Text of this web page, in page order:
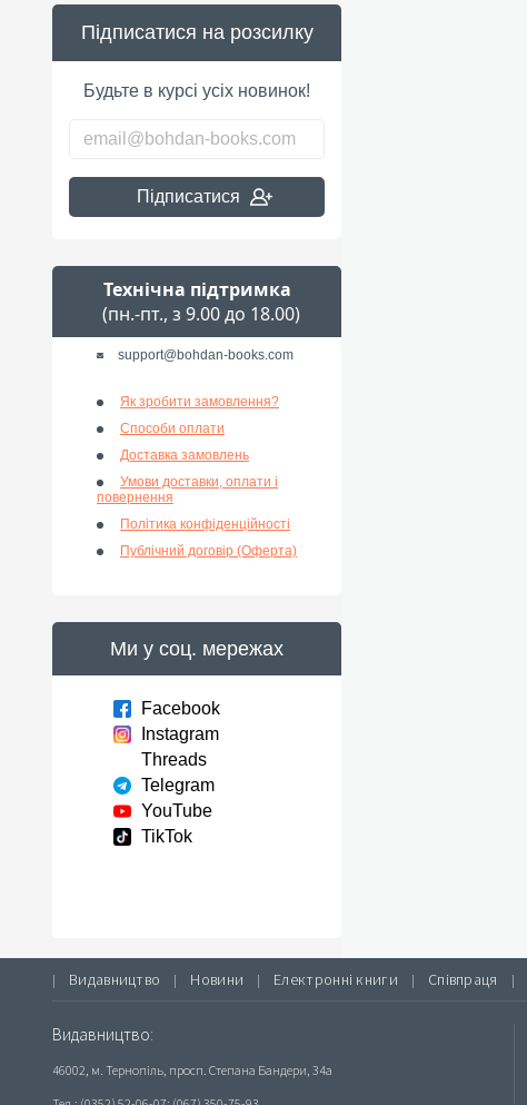
Підписатися на розсилку
Будьте в курсі усіх новинок!
Підписатися
Технічна підтримка
(пн.-пт., з 9.00 до 18.00)
support@bohdan-books.com
Як зробити замовлення?
Способи оплати
Доставка замовлень
Умови доставки, оплати і
повернення
Політика конфіденційності
Публічний договір (Оферта)
Ми у соц. мережах
Facebook
Instagram
Threads
Telegram
YouTube
TikTok
| Видавництво | Новини | Електронні книги | Співпраця |
Видавництво:
46002, м. Тернопіль, просп. Степана Бандери, 34а